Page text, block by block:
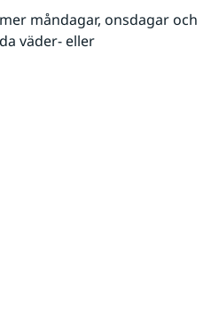
måndagar, onsdagar och
väder- eller